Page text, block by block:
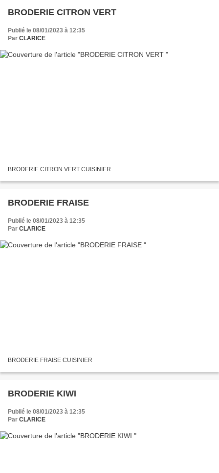
BRODERIE CITRON VERT
Publié le 08/01/2023 à 12:35
Par CLARICE
BRODERIE CITRON VERT CUISINIER
BRODERIE FRAISE
Publié le 08/01/2023 à 12:35
Par CLARICE
BRODERIE FRAISE CUISINIER
BRODERIE KIWI
Publié le 08/01/2023 à 12:35
Par CLARICE